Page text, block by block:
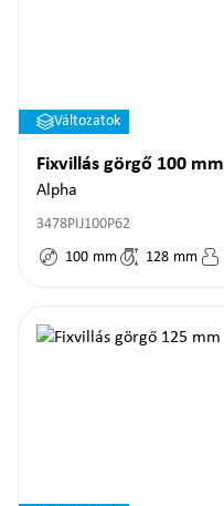
Változatok
Fixvillás görgő 100 mm
Alpha
3478PIJ100P62
100 mm 128 mm